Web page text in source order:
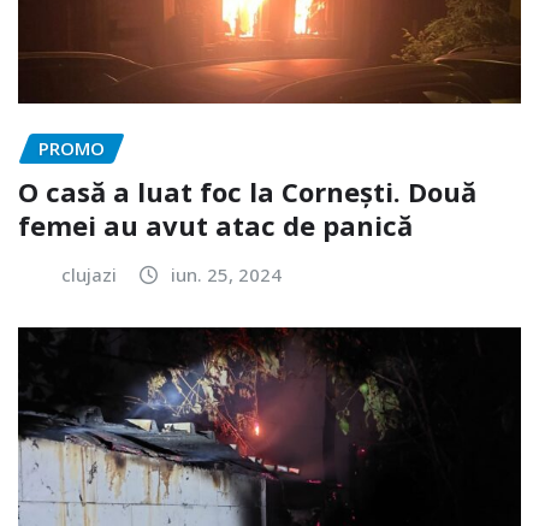
PROMO
O casă a luat foc la Cornești. Două
femei au avut atac de panică
clujazi iun. 25, 2024